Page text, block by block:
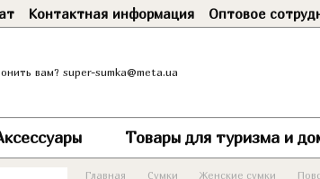
Контактная информация Оптовое
вам? super-sumka@meta.ua
Товары для туризма и
Главная Сумки Женские сумки